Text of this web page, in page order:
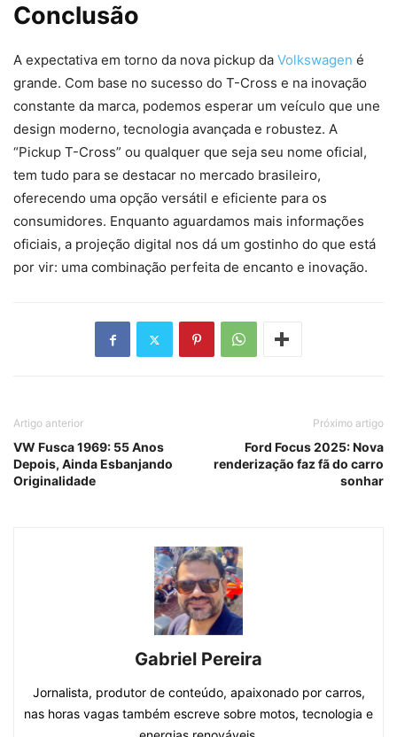
Conclusão
A expectativa em torno da nova pickup da Volkswagen é
grande. Com base no sucesso do T-Cross e na inovação
constante da marca, podemos esperar um veículo que une
design moderno, tecnologia avançada e robustez. A
“Pickup T-Cross” ou qualquer que seja seu nome oficial,
tem tudo para se destacar no mercado brasileiro,
oferecendo uma opção versátil e eficiente para os
consumidores. Enquanto aguardamos mais informações
oficiais, a projeção digital nos dá um gostinho do que está
por vir: uma combinação perfeita de encanto e inovação.
Artigo anterior
VW Fusca 1969: 55 Anos
Depois, Ainda Esbanjando
Originalidade
Próximo artigo
Ford Focus 2025: Nova
renderização faz fã do carro
sonhar
Gabriel Pereira
Jornalista, produtor de conteúdo, apaixonado por carros,
nas horas vagas também escreve sobre motos, tecnologia e